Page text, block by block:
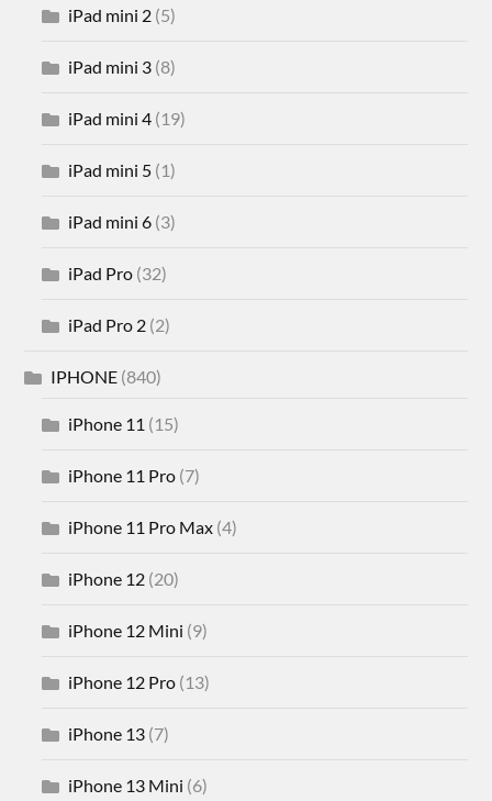
iPad mini 2 (5)
iPad mini 3 (8)
iPad mini 4 (19)
iPad mini 5 (1)
iPad mini 6 (3)
iPad Pro (32)
iPad Pro 2 (2)
IPHONE (840)
iPhone 11 (15)
iPhone 11 Pro (7)
iPhone 11 Pro Max (4)
iPhone 12 (20)
iPhone 12 Mini (9)
iPhone 12 Pro (13)
iPhone 13 (7)
iPhone 13 Mini (6)